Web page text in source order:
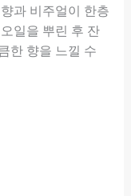
과 비주얼이 한층
일을 뿌린 후 잔
한 향을 느낄 수